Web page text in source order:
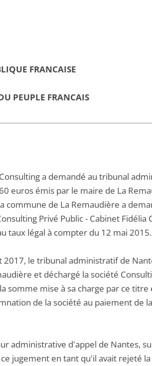
FRANCAISE
PEUPLE FRANCAIS
a demandé au tribunal
euros émis par le maire de La
de La Remaudière a
Privé Public - Cabinet Fidélia
taux légal à compter du 12 mai 2015.
le tribunal administratif de
et déchargé la société
somme mise à sa charge par ce
de la société au paiement de
administrative d'appel de Nantes,
jugement en tant qu'il avait rejeté